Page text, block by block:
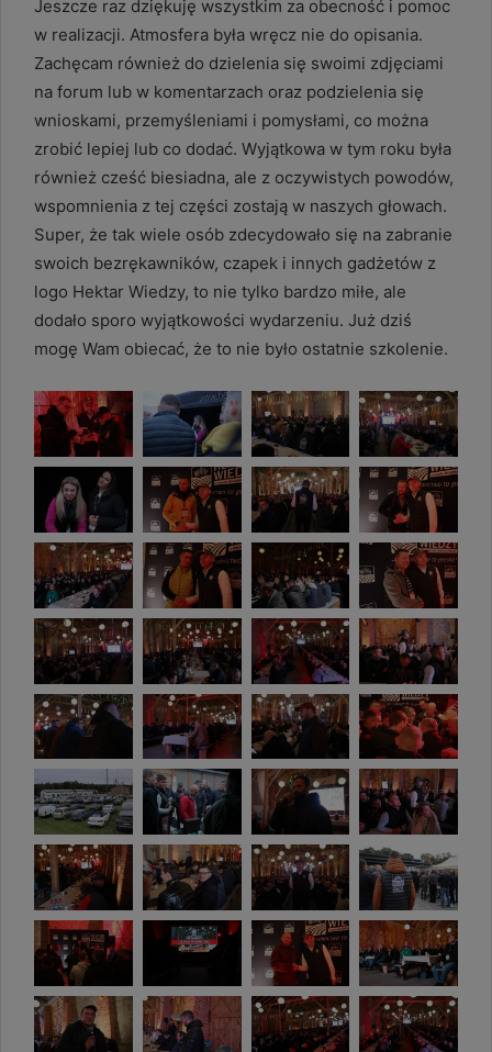
Jeszcze raz dziękuję wszystkim za obecność i pomoc
w realizacji. Atmosfera była wręcz nie do opisania.
Zachęcam również do dzielenia się swoimi zdjęciami
na forum lub w komentarzach oraz podzielenia się
wnioskami, przemyśleniami i pomysłami, co można
zrobić lepiej lub co dodać. Wyjątkowa w tym roku była
również cześć biesiadna, ale z oczywistych powodów,
wspomnienia z tej części zostają w naszych głowach.
Super, że tak wiele osób zdecydowało się na zabranie
swoich bezrękawników, czapek i innych gadżetów z
logo Hektar Wiedzy, to nie tylko bardzo miłe, ale
dodało sporo wyjątkowości wydarzeniu. Już dziś
mogę Wam obiecać, że to nie było ostatnie szkolenie.